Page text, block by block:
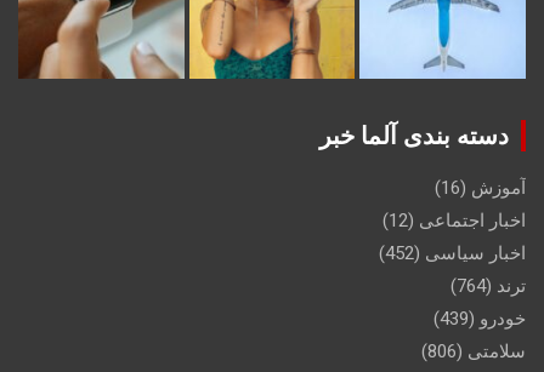
دسته بندی آلما خبر
آموزش (16)
اخبار اجتماعی (12)
اخبار سیاسی (452)
ترند (764)
خودرو (439)
سلامتی (806)